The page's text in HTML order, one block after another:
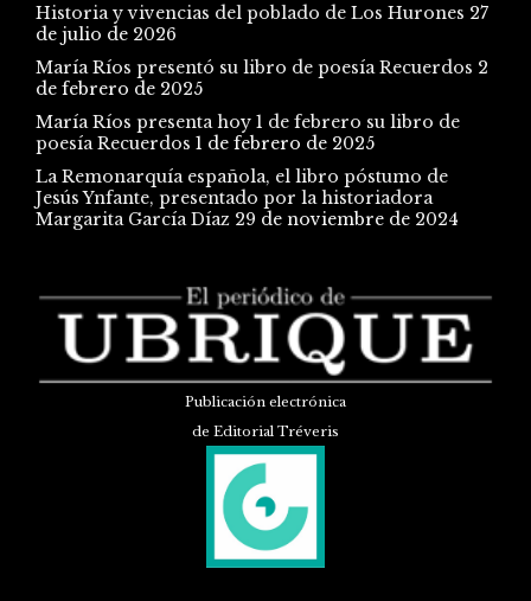
Historia y vivencias del poblado de Los Hurones 27
de julio de 2026
María Ríos presentó su libro de poesía Recuerdos 2
de febrero de 2025
María Ríos presenta hoy 1 de febrero su libro de
poesía Recuerdos 1 de febrero de 2025
La Remonarquía española, el libro póstumo de
Jesús Ynfante, presentado por la historiadora
Margarita García Díaz 29 de noviembre de 2024
Publicación electrónica
de Editorial Tréveris